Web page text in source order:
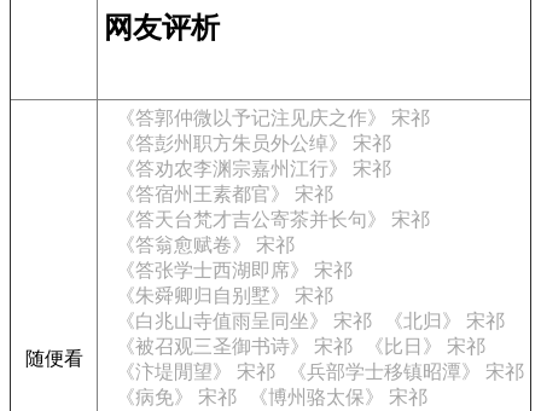
网友评析
随便看
《答郭仲微以予记注见庆之作》 宋祁
《答彭州职方朱员外公绰》 宋祁
《答劝农李渊宗嘉州江行》 宋祁
《答宿州王素都官》 宋祁
《答天台梵才吉公寄茶并长句》 宋祁
《答翁愈赋卷》 宋祁
《答张学士西湖即席》 宋祁
《朱舜卿归自别墅》 宋祁
《白兆山寺值雨呈同坐》 宋祁
《北归》 宋祁
《被召观三圣御书诗》 宋祁
《比日》 宋祁
《汴堤閒望》 宋祁
《兵部学士移镇昭潭》 宋祁
《病免》 宋祁
《博州骆太保》 宋祁